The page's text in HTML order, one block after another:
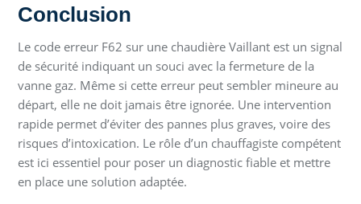
Conclusion
Le code erreur F62 sur une chaudière Vaillant est un signal
de sécurité indiquant un souci avec la fermeture de la
vanne gaz. Même si cette erreur peut sembler mineure au
départ, elle ne doit jamais être ignorée. Une intervention
rapide permet d’éviter des pannes plus graves, voire des
risques d’intoxication. Le rôle d’un chauffagiste compétent
est ici essentiel pour poser un diagnostic fiable et mettre
en place une solution adaptée.